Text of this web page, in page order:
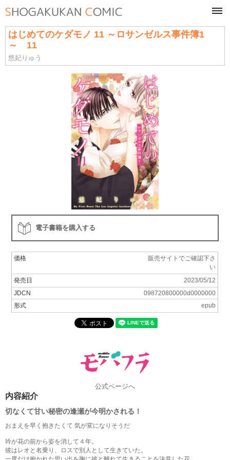
はじめてのケダモノ 11 ～ロサンゼルス事件簿1
～ 11
悠妃りゅう
電子書籍を購入する
価格
販売サイトでご確認下さ
い
発売日
2023/05/12
JDCN
098720800000d0000000
形式
epub
公式ページへ
内容紹介
切なくて甘い秘密の逢瀬が今明かされる！
おまえを早く抱きたくて 気が変になりそうだ
吟が花の前から姿を消して４年。
彼はレオと名乗り、ロスで別人として生きていた。